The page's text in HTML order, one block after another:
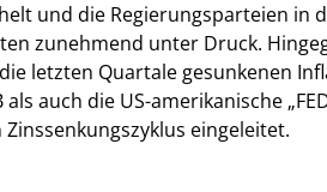
und die Regierungsparteien in
zunehmend unter Druck.
letzten Quartale gesunkenen
auch die US-amerikanische
eingeleitet.